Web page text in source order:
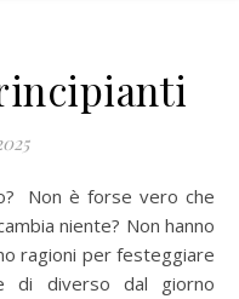
niente? Non hanno
ragioni per festeggiare
di diverso dal giorno